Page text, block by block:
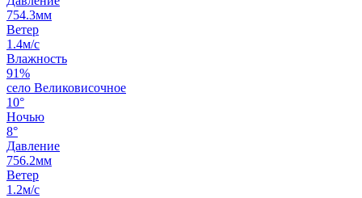
754.3мм
Ветер
1.4м/с
Влажность
91%
село Великовисочное
10°
Ночью
8°
Давление
756.2мм
Ветер
1.2м/с